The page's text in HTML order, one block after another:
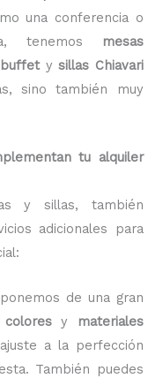
una conferencia o
tenemos
mesas
ysillas Chiavari
sino también muy
tu alquiler
y sillas, también
adicionales para
de una gran
y
materiales
a la perfección
También puedes